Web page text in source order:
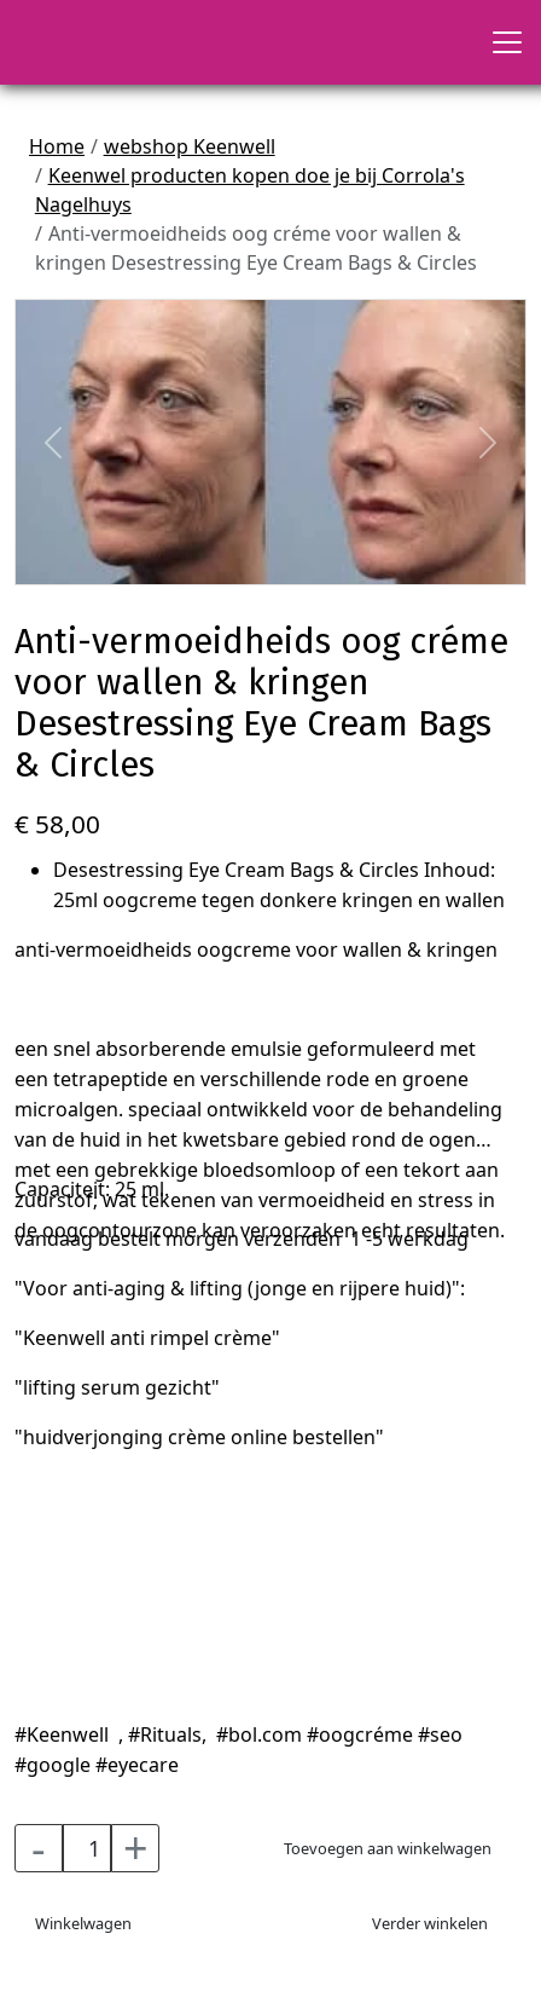
Home
webshop Keenwell
Keenwel producten kopen doe je bij Corrola's
Nagelhuys
Anti-vermoeidheids oog créme voor wallen &
kringen Desestressing Eye Cream Bags & Circles
Anti-vermoeidheids oog créme
voor wallen & kringen
Desestressing Eye Cream Bags
& Circles
€ 58,00
Desestressing Eye Cream Bags & Circles Inhoud:
25ml oogcreme tegen donkere kringen en wallen
anti-vermoeidheids oogcreme voor wallen & kringen
een snel absorberende emulsie geformuleerd met
een tetrapeptide en verschillende rode en groene
microalgen. speciaal ontwikkeld voor de behandeling
van de huid in het kwetsbare gebied rond de ogen
met een gebrekkige bloedsomloop of een tekort aan
zuurstof; wat tekenen van vermoeidheid en stress in
de oogcontourzone kan veroorzaken echt resultaten.
Capaciteit: 25 ml.
vandaag bestelt morgen verzenden 1 -5 werkdag
"Voor anti-aging & lifting (jonge en rijpere huid)":
"Keenwell anti rimpel crème"
"lifting serum gezicht"
"huidverjonging crème online bestellen"
#Keenwell , #Rituals, #bol.com #oogcréme #seo
#google #eyecare
- + Toevoegen aan winkelwagen
Winkelwagen Verder winkelen
Previous Next